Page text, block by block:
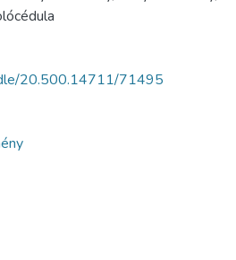
20.500.14711/71495